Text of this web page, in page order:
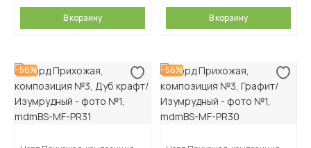
В корзину В корзину
-56% -56%